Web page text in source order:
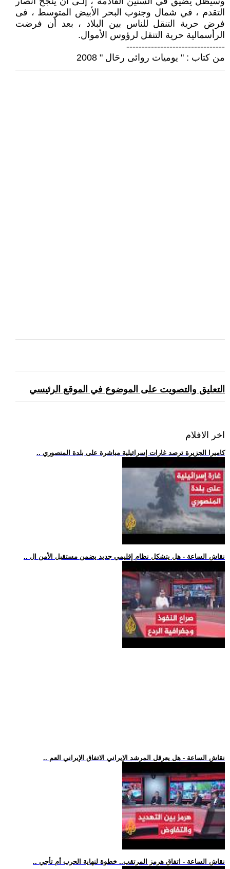
التقدم ، في شمال وجنوب البحر الأبيض المتوسط ، فى
فرض حرية التنقل للناس بين البلاد ، بعد أن فرضت
الرأسمالية حرية التنقل لرؤوس الأموال.
--------------------------------
من كتاب : " يوميات روائى رحَال " 2008
التعليق والتصويت على الموضوع في الموقع الرئيسي
اخر الافلام
.. كاميرا الجزيرة ترصد غارات إسرائيلية مباشرة على بلدة المنصوري
.. نقاش الساعة - هل يتشكل نظام إقليمي جديد يضمن مستقبل الأمن ال
.. نقاش الساعة - هل يعرقل المرشد الإيراني الاتفاق الإيراني العم
.. نقاش الساعة - اتفاق هرمز المرتقب.. خطوة لنهاية الحرب أم تأجي